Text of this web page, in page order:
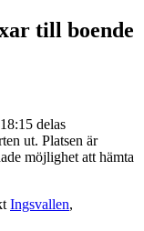
till boende
delas
ut. Platsen är
möjlighet att hämta
Ingsvallen,